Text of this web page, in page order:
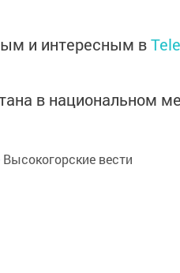
и интересным в
в национальном
Высокогорские вести